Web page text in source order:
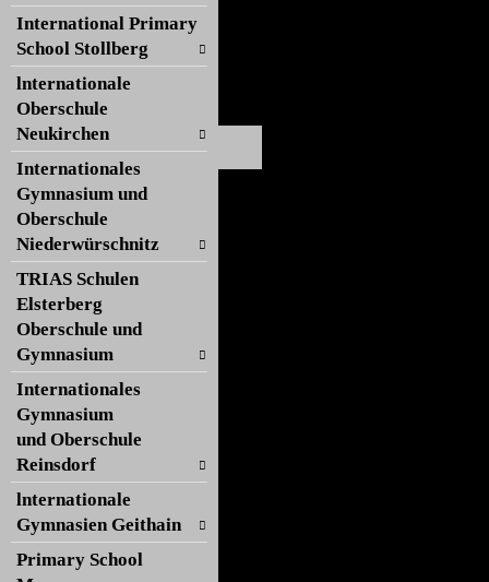
International Primary
School Stollberg
lnternationale
Oberschule
Neukirchen
Internationales
Gymnasium und
Oberschule
Niederwürschnitz
TRIAS Schulen
Elsterberg
Oberschule und
Gymnasium
Internationales
Gymnasium
und Oberschule
Reinsdorf
lnternationale
Gymnasien Geithain
Primary School